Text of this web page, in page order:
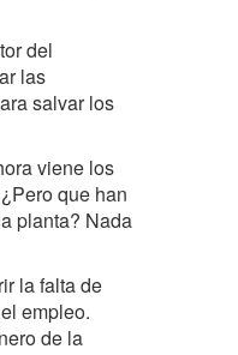
del
las
salvar los
viene los
que han
planta? Nada
la falta de
empleo.
de la